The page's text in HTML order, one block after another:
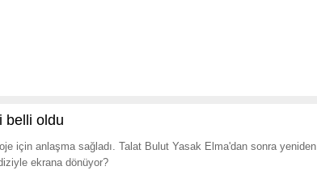
belli oldu
için anlaşma sağladı. Talat Bulut Yasak Elma'dan sonra yeniden
ekrana dönüyor?